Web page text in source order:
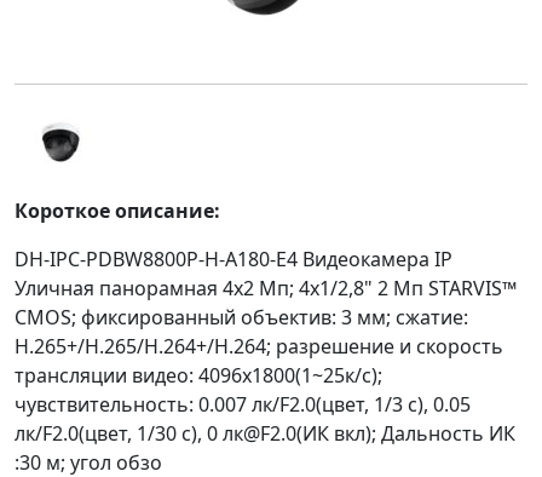
Короткое описание:
DH-IPC-PDBW8800P-H-A180-E4 Видеокамера IP
Уличная панорамная 4x2 Мп; 4x1/2,8" 2 Мп STARVIS™
CMOS; фиксированный объектив: 3 мм; сжатие:
H.265+/H.265/H.264+/H.264; разрешение и скорость
трансляции видео: 4096x1800(1~25к/с);
чувствительность: 0.007 лк/F2.0(цвет, 1/3 с), 0.05
лк/F2.0(цвет, 1/30 с), 0 лк@F2.0(ИК вкл); Дальность ИК
:30 м; угол обзо